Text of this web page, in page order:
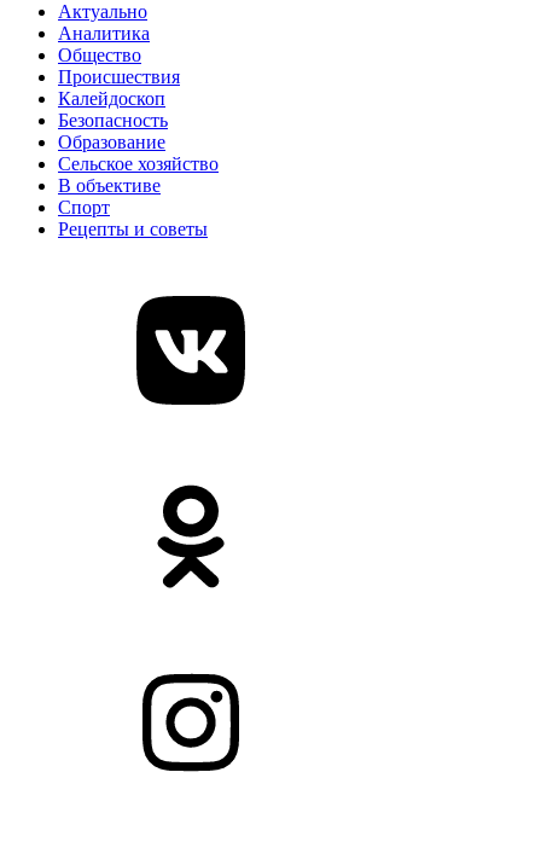
Актуально
Аналитика
Общество
Происшествия
Калейдоскоп
Безопасность
Образование
Сельское хозяйство
В объективе
Спорт
Рецепты и советы